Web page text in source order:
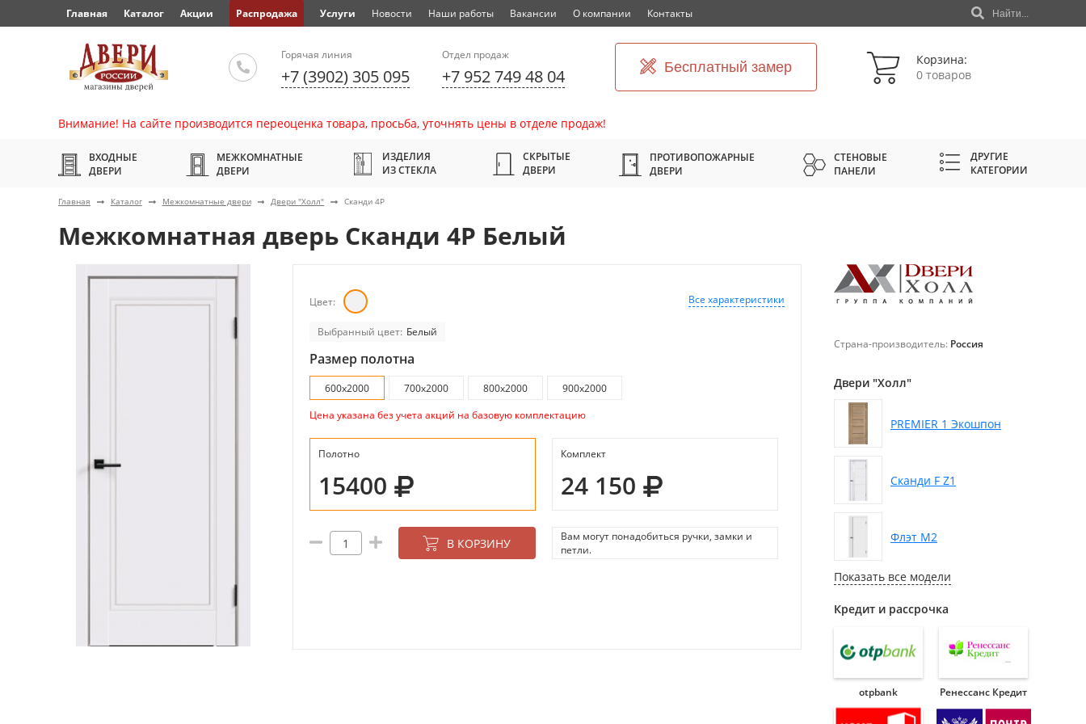
Главная Каталог Акции Распродажа Услуги Новости Наши работы Вакансии О компании Контакты Найти...
Горячая линия
+7 (3902) 305 095
Отдел продаж
+7 952 749 48 04 Бесплатный замер
Корзина:
0 товаров
Внимание! На сайте производится переоценка товара, просьба, уточнять цены в отделе продаж!
ВХОДНЫЕ
ДВЕРИ
МЕЖКОМНАТНЫЕ
ДВЕРИ
ИЗДЕЛИЯ
ИЗ СТЕКЛА
СКРЫТЫЕ
ДВЕРИ
ПРОТИВОПОЖАРНЫЕ
ДВЕРИ
СТЕНОВЫЕ
ПАНЕЛИ
ДРУГИЕ
КАТЕГОРИИ
Главная Каталог Межкомнатные двери Двери "Холл" Сканди 4P
Межкомнатная дверь Сканди 4P Белый
Все характеристики
Цвет:
Выбранный цвет: Белый
Размер полотна
600х2000 700х2000 800х2000
900х2000
Цена указана без учета акций на базовую комплектацию
Полотно
15400
Комплект
24 150
Вам могут понадобиться ручки, замки и
петли.
В КОРЗИНУ
Страна-производитель: Россия
Двери "Холл"
PREMIER 1 Экошпон
Сканди F Z1
Флэт М2
Показать все модели
Кредит и рассрочка
otpbank Ренессанс Кредит